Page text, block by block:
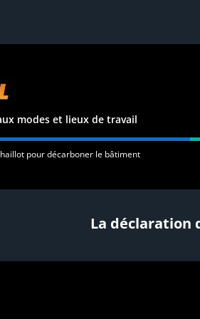
modes et lieux de travail
pour décarboner le bâtiment
La déclaration